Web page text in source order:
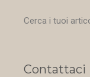
Cerca i tuoi
Contattaci